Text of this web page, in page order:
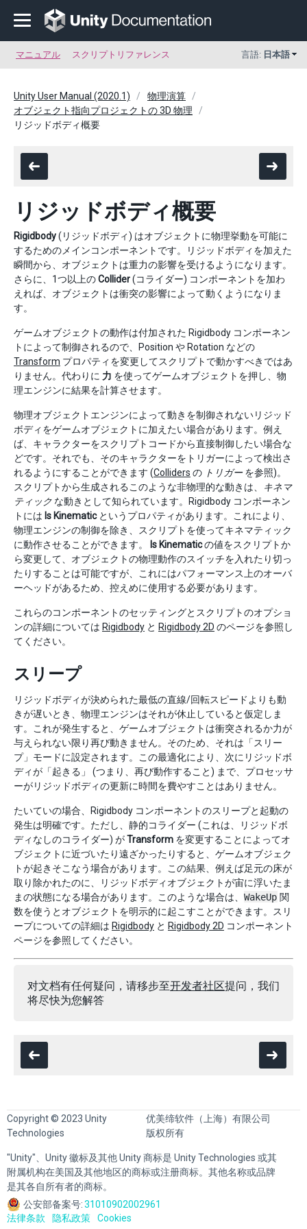
マニュアル スクリプトリファレンス 言語: 日本語
Unity User Manual (2020.1)
物理演算
オブジェクト指向プロジェクトの 3D 物理
リジッドボディ概要
リジッドボディ概要
Rigidbody(リジッドボディ) はオブジェクトに物理挙動を可能に
するためのメインコンポーネントです。リジッドボディを加えた
瞬間から、オブジェクトは重力の影響を受けるようになります。
さらに、1つ以上のCollider(コライダー) コンポーネントを加わ
えれば、オブジェクトは衝突の影響によって動くようになりま
す。
ゲームオブジェクトの動作は付加された Rigidbody コンポーネン
トによって制御されるので、Position や Rotation などの
Transform プロパティを変更してスクリプトで動かすべきではあ
りません。代わりに 力 を使ってゲームオブジェクトを押し、物
理エンジンに結果を計算させます。
物理オブジェクトエンジンによって動きを制御されないリジッド
ボディをゲームオブジェクトに加えたい場合があります。例え
ば、キャラクターをスクリプトコードから直接制御したい場合な
どです。それでも、そのキャラクターをトリガーによって検出さ
れるようにすることができます (Colliders の トリガーを参照)。
スクリプトから生成されるこのような非物理的な動きは、
キネマ
ティック な動きとして知られています。Rigidbody コンポーネン
トには Is Kinematicというプロパティがあります。これにより、
物理エンジンの制御を除き、スクリプトを使ってキネマティック
に動作させることができます。
Is Kinematicの値をスクリプトか
ら変更して、オブジェクトの物理動作のスイッチを入れたり切っ
たりすることは可能ですが、これにはパフォーマンス上のオーバ
ーヘッドがあるため、控えめに使用する必要があります。
これらのコンポーネントのセッティングとスクリプトのオプショ
ンの詳細については Rigidbody と Rigidbody 2D のページを参照し
てください。
スリープ
リジッドボディが決められた最低の直線/回転スピードよりも動
きが遅いとき、物理エンジンはそれが休止していると仮定しま
す。これが発生すると、ゲームオブジェクトは衝突されるか力が
与えられない限り再び動きません。そのため、それは「スリー
プ」モードに設定されます。この最適化により、次にリジッドボ
ディが「起きる」 (つまり、再び動作すること) まで、プロセッサ
ーがリジッドボディの更新に時間を費やすことはありません。
たいていの場合、Rigidbody コンポーネントのスリープと起動の
発生は明確です。ただし、静的コライダー (これは、リジッドボ
ディなしのコライダー) がTransform を変更することによってオ
ブジェクトに近づいたり遠ざかったりすると、ゲームオブジェク
トが起きそこなう場合があります。この結果、例えば足元の床が
取り除かれたのに、リジッドボディオブジェクトが宙に浮いたま
まの状態になる場合があります。このような場合は、 WakeUp 関
数を使うとオブジェクトを明示的に起こすことができます。スリ
ープについての詳細は Rigidbody と Rigidbody 2D コンポーネント
ページを参照してください。
对文档有任何疑问，请移步至开发者社区提问，我们
将尽快为您解答
Copyright © 2023 Unity
Technologies
优美缔软件（上海）有限公司
版权所有
"Unity"、Unity 徽标及其他 Unity 商标是 Unity Technologies 或其
附属机构在美国及其他地区的商标或注册商标。其他名称或品牌
是其各自所有者的商标。
公安部备案号:31010902002961
法律条款
隐私政策 Cookies